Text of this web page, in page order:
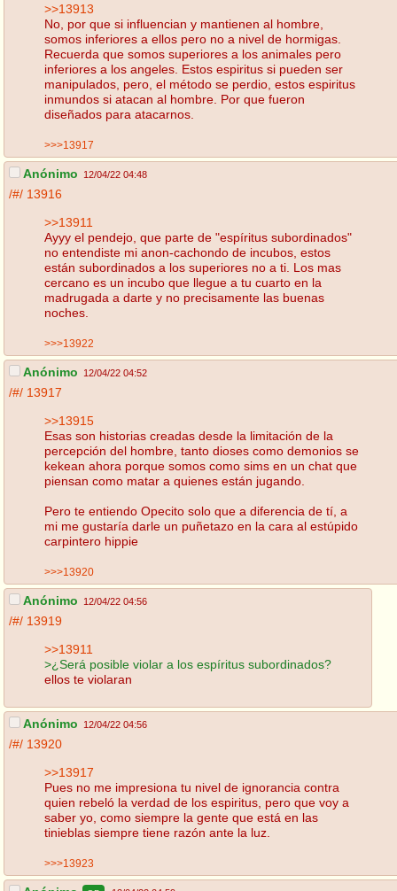
>>13913
No, por que si influencian y mantienen al hombre,
somos inferiores a ellos pero no a nivel de hormigas.
Recuerda que somos superiores a los animales pero
inferiores a los angeles. Estos espiritus si pueden ser
manipulados, pero, el método se perdio, estos espiritus
inmundos si atacan al hombre. Por que fueron
diseñados para atacarnos.
>>>13917
Anónimo 12/04/22 04:48
/#/ 13916
>>13911
Ayyy el pendejo, que parte de "espíritus subordinados"
no entendiste mi anon-cachondo de incubos, estos
están subordinados a los superiores no a ti. Los mas
cercano es un incubo que llegue a tu cuarto en la
madrugada a darte y no precisamente las buenas
noches.
>>>13922
Anónimo 12/04/22 04:52
/#/ 13917
>>13915
Esas son historias creadas desde la limitación de la
percepción del hombre, tanto dioses como demonios se
kekean ahora porque somos como sims en un chat que
piensan como matar a quienes están jugando.
Pero te entiendo Opecito solo que a diferencia de tí, a
mi me gustaría darle un puñetazo en la cara al estúpido
carpintero hippie
>>>13920
Anónimo 12/04/22 04:56
/#/ 13919
>>13911
>¿Será posible violar a los espíritus subordinados?
ellos te violaran
Anónimo 12/04/22 04:56
/#/ 13920
>>13917
Pues no me impresiona tu nivel de ignorancia contra
quien rebeló la verdad de los espiritus, pero que voy a
saber yo, como siempre la gente que está en las
tinieblas siempre tiene razón ante la luz.
>>>13923